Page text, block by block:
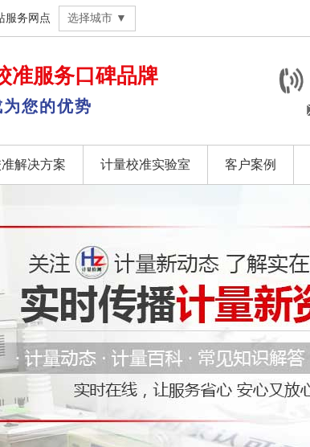
服务网点 选择城市 ▼
准服务口碑品牌
您的优势
解决方案 计量校准实验室 客户案例